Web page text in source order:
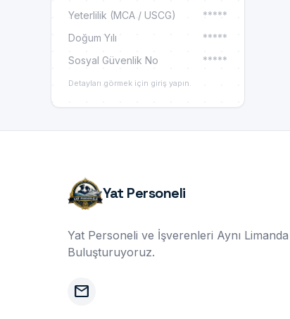
Yeterlilik (MCA / USCG)
*****
Doğum Yılı
*****
Sosyal Güvenlik No
*****
Detayları görmek için giriş yapın.
Yat Personeli
Yat Personeli ve İşverenleri Aynı Limanda
Buluşturuyoruz.
mail